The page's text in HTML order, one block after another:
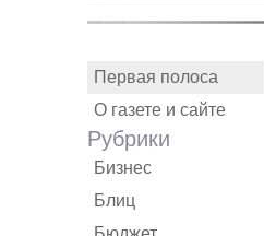
Первая полоса
О газете и сайте
Рубрики
Бизнес
Блиц